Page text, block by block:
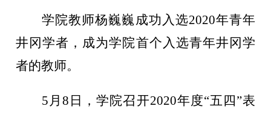
学院教师杨巍巍成功入选2020年青年
井冈学者，成为学院首个入选青年井冈学
者的教师。
5月8日，学院召开2020年度“五四”表